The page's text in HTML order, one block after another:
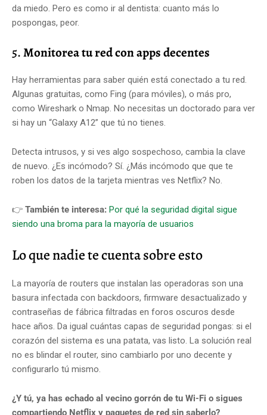
da miedo. Pero es como ir al dentista: cuanto más lo
pospongas, peor.
5.Monitorea tu red con apps decentes
Hay herramientas para saber quién está conectado a tu red.
Algunas gratuitas, como Fing (para móviles), o más pro,
como Wireshark o Nmap. No necesitas un doctorado para ver
si hay un “Galaxy A12” que tú no tienes.
Detecta intrusos, y si ves algo sospechoso, cambia la clave
de nuevo. ¿Es incómodo? Sí. ¿Más incómodo que que te
roben los datos de la tarjeta mientras ves Netflix? No.
👉 También te interesa: Por qué la seguridad digital sigue
siendo una broma para la mayoría de usuarios
Lo que nadie te cuenta sobre esto
La mayoría de routers que instalan las operadoras son una
basura infectada con backdoors, firmware desactualizado y
contraseñas de fábrica filtradas en foros oscuros desde
hace años. Da igual cuántas capas de seguridad pongas: si el
corazón del sistema es una patata, vas listo. La solución real
no es blindar el router, sino cambiarlo por uno decente y
configurarlo tú mismo.
¿Y tú, ya has echado al vecino gorrón de tu Wi-Fi o sigues
compartiendo Netflix y paquetes de red sin saberlo?